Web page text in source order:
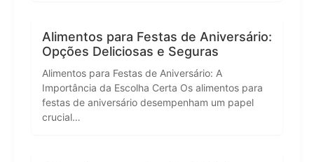
Alimentos para Festas de Aniversário:
Opções Deliciosas e Seguras
Alimentos para Festas de Aniversário: A
Importância da Escolha Certa Os alimentos para
festas de aniversário desempenham um papel
crucial…